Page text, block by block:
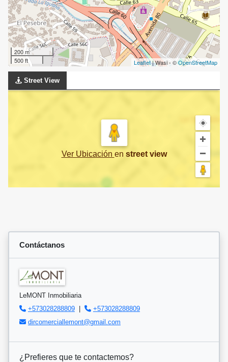
200 m
500 ft
Leaflet| Wasi - ©OpenStreetMap
Street View
Ver Ubicación en street view
Contáctanos
LeMONT Inmobiliaria
+573028288809 |
+573028288809
dircomerciallemont@gmail.com
¿Prefieres que te contactemos?